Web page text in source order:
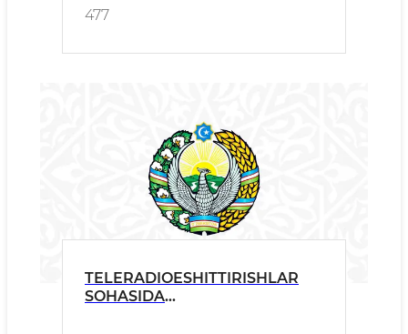
477
TELERADIOESHITTIRISHLAR
SOHASIDA